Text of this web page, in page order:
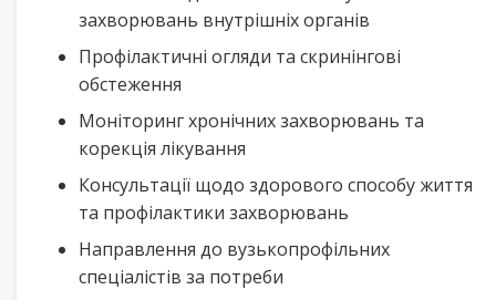
захворювань внутрішніх органів
Профілактичні огляди та скринінгові
обстеження
Моніторинг хронічних захворювань та
корекція лікування
Консультації щодо здорового способу життя
та профілактики захворювань
Направлення до вузькопрофільних
спеціалістів за потреби